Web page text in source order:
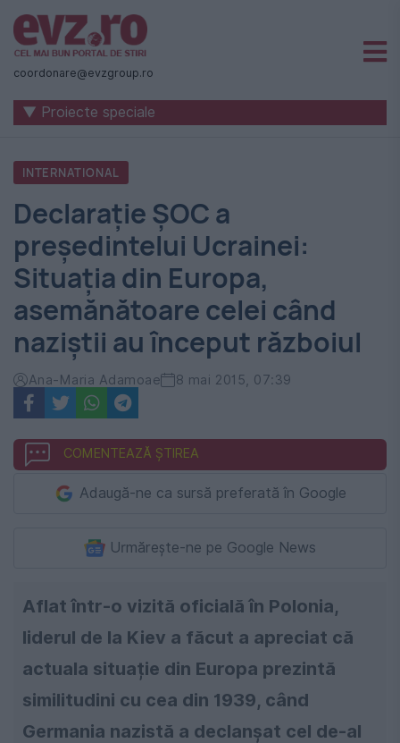
Știri
naționale
internaționale
România
-
Evenimentul
Zilei
coordonare@evzgroup.ro
▼ Proiecte speciale
INTERNATIONAL
Declarație ȘOC a
președintelui Ucrainei:
Situația din Europa,
asemănătoare celei când
naziștii au început războiul
Ana-Maria Adamoae 8 mai 2015, 07:39
COMENTEAZĂ ȘTIREA
Adaugă-ne ca sursă preferată în Google
Urmărește-ne pe Google News
Aflat într-o vizită oficială în Polonia,
liderul de la Kiev a făcut a apreciat că
actuala situație din Europa prezintă
similitudini cu cea din 1939, când
Germania nazistă a declanșat cel de-al